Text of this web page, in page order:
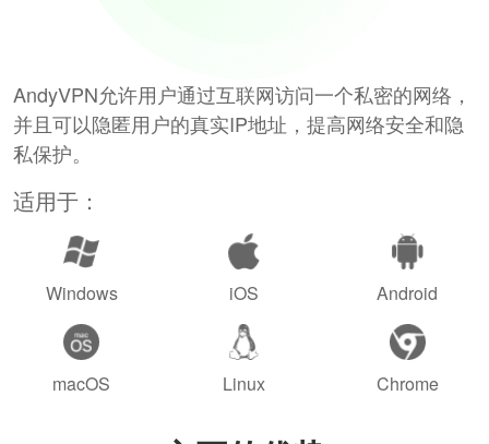
AndyVPN允许用户通过互联网访问一个私密的网络，
并且可以隐匿用户的真实IP地址，提高网络安全和隐
私保护。
适用于：
Windows iOS Android
macOS Linux Chrome